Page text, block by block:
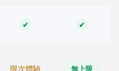
✔ ✔
限次體驗 無上限